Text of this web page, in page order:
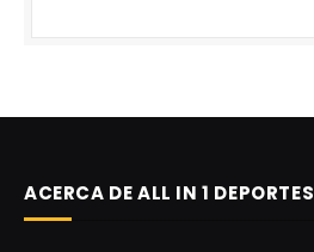
ACERCA DE ALL IN 1 DEPORTES